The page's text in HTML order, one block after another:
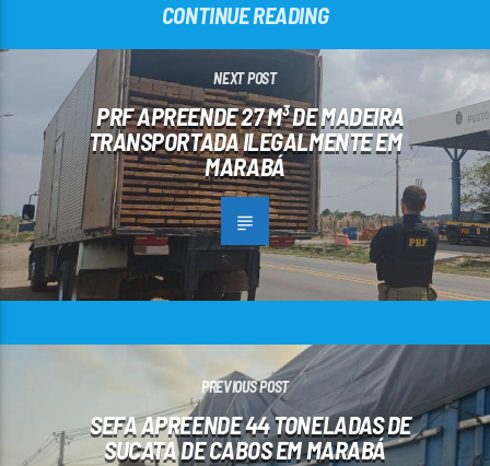
CONTINUE READING
NEXT POST
PRF APREENDE 27 M³ DE MADEIRA
TRANSPORTADA ILEGALMENTE EM
MARABÁ
PREVIOUS POST
SEFA APREENDE 44 TONELADAS DE
SUCATA DE CABOS EM MARABÁ